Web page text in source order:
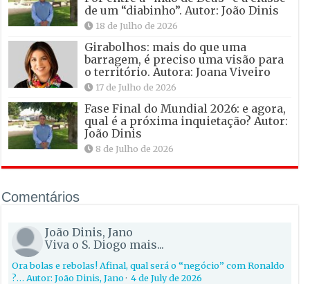
de um “diabinho”. Autor: João Dinis
18 de Julho de 2026
Girabolhos: mais do que uma
barragem, é preciso uma visão para
o território. Autora: Joana Viveiro
17 de Julho de 2026
Fase Final do Mundial 2026: e agora,
qual é a próxima inquietação? Autor:
João Dinis
8 de Julho de 2026
Comentários
João Dinis, Jano
Viva o S. Diogo mais...
Ora bolas e rebolas! Afinal, qual será o “negócio” com Ronaldo
?… Autor: João Dinis, Jano·4 de July de 2026